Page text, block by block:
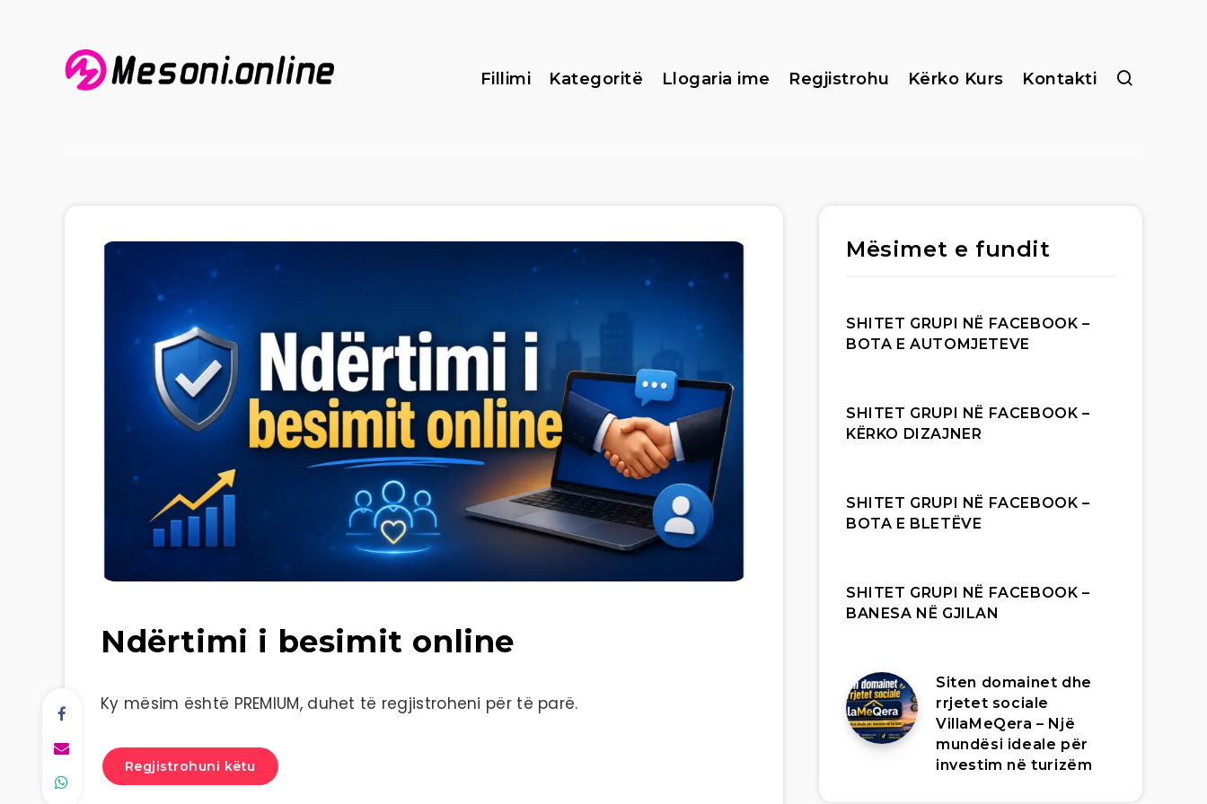
Fillimi Kategoritë Llogaria ime Regjistrohu Kërko Kurs Kontakti
Ndërtimi i besimit online
Ky mësim është PREMIUM, duhet të regjistroheni për të parë.
Regjistrohuni këtu
Mësimet e fundit
SHITET GRUPI NË FACEBOOK –
BOTA E AUTOMJETEVE
SHITET GRUPI NË FACEBOOK –
KËRKO DIZAJNER
SHITET GRUPI NË FACEBOOK –
BOTA E BLETËVE
SHITET GRUPI NË FACEBOOK –
BANESA NË GJILAN
Siten domainet dhe
rrjetet sociale
VillaMeQera – Një
mundësi ideale për
investim në turizëm